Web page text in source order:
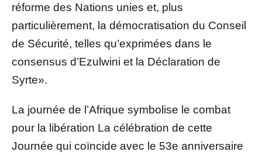
réforme des Nations unies et, plus
particulièrement, la démocratisation du Conseil
de Sécurité, telles qu’exprimées dans le
consensus d’Ezulwini et la Déclaration de
Syrte».
La journée de l’Afrique symbolise le combat
pour la libération La célébration de cette
Journée qui coïncide avec le 53e anniversaire